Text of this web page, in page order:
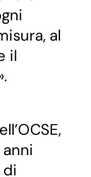
al
il
di